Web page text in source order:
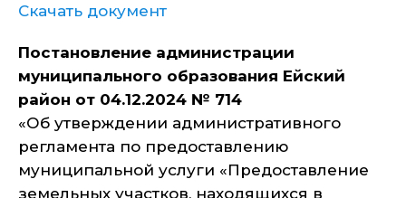
Скачать документ
Постановление администрации
муниципального образования Ейский
район от 04.12.2024 № 714
«Об утверждении административного
регламента по предоставлению
муниципальной услуги «Предоставление
земельных участков, находящихся в